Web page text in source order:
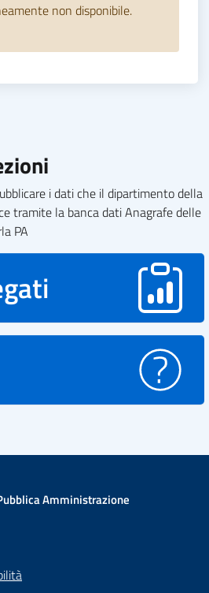
non disponibile.
i dati che il dipartimento della
tramite la banca dati Anagrafe delle
PA
Amministrazione